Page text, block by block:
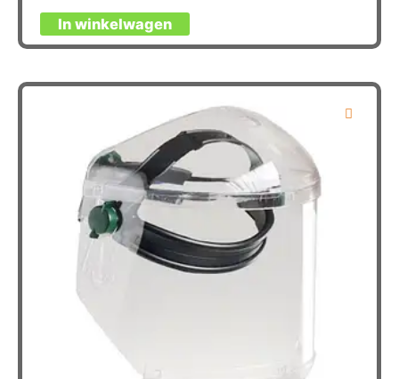
In winkelwagen